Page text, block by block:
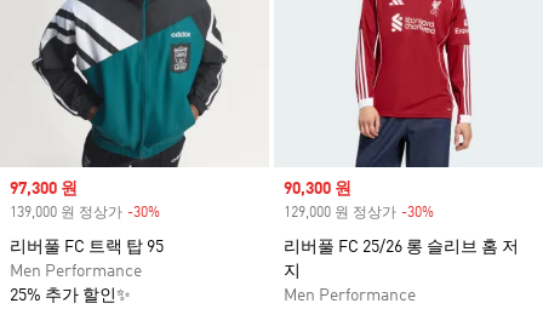
Sale price
97,300 원
139,000 원 정상가 -30%
리버풀 FC 트랙 탑 95
Men Performance
25% 추가 할인✨
Sale price
90,300 원
129,000 원 정상가 -30%
리버풀 FC 25/26 롱 슬리브 홈 저
지
Men Performance